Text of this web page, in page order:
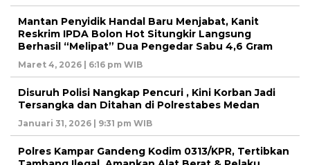
Mantan Penyidik Handal Baru Menjabat, Kanit
Reskrim IPDA Bolon Hot Situngkir Langsung
Berhasil “Melipat” Dua Pengedar Sabu 4,6 Gram
Maret 4, 2026 | 6:16 pm WIB
Disuruh Polisi Nangkap Pencuri , Kini Korban Jadi
Tersangka dan Ditahan di Polrestabes Medan
Januari 31, 2026 | 9:31 pm WIB
Polres Kampar Gandeng Kodim 0313/KPR, Tertibkan